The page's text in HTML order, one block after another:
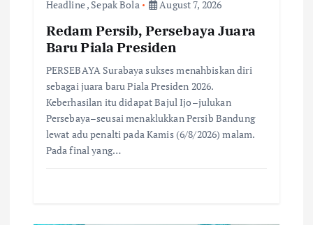
Headline, Sepak Bola August 7, 2026
Redam Persib, Persebaya Juara
Baru Piala Presiden
PERSEBAYA Surabaya sukses menahbiskan diri
sebagai juara baru Piala Presiden 2026.
Keberhasilan itu didapat Bajul Ijo–julukan
Persebaya–seusai menaklukkan Persib Bandung
lewat adu penalti pada Kamis (6/8/2026) malam.
Pada final yang…